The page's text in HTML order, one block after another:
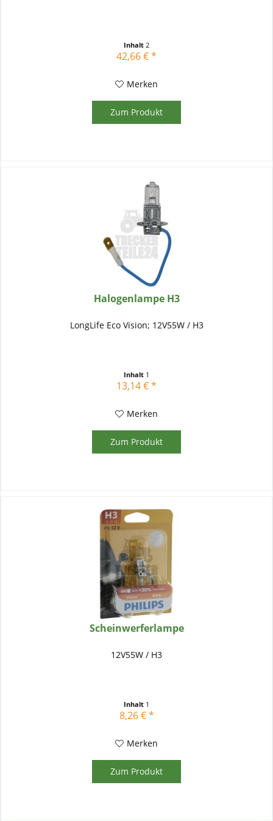
Inhalt 2
42,66 € *
Merken
Zum Produkt
Halogenlampe H3
LongLife Eco Vision; 12V55W / H3
Inhalt 1
13,14 € *
Merken
Zum Produkt
Scheinwerferlampe
12V55W / H3
Inhalt 1
8,26 € *
Merken
Zum Produkt